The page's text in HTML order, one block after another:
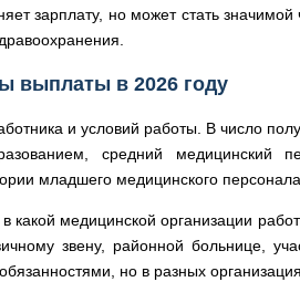
зарплату, но может стать
выплаты в 2026 году
и условий работы. В число
средний медицинский
младшего медицинского персонала.
медицинской организации
звену, районной больнице,
но в разных